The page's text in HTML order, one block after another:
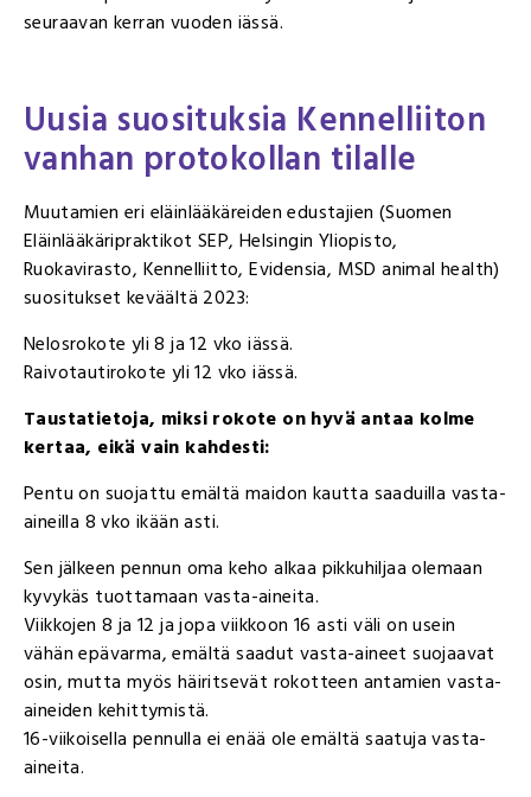
seuraavan kerran vuoden iässä.
Uusia suosituksia Kennelliiton
vanhan protokollan tilalle
Muutamien eri eläinlääkäreiden edustajien (Suomen
Eläinlääkäripraktikot SEP, Helsingin Yliopisto,
Ruokavirasto, Kennelliitto, Evidensia, MSD animal health)
suositukset keväältä 2023:
Nelosrokote yli 8 ja 12 vko iässä.
Raivotautirokote yli 12 vko iässä.
Taustatietoja, miksi rokote on hyvä antaa kolme
kertaa, eikä vain kahdesti:
Pentu on suojattu emältä maidon kautta saaduilla vasta-
aineilla 8 vko ikään asti.
Sen jälkeen pennun oma keho alkaa pikkuhiljaa olemaan
kyvykäs tuottamaan vasta-aineita.
Viikkojen 8 ja 12 ja jopa viikkoon 16 asti väli on usein
vähän epävarma, emältä saadut vasta-aineet suojaavat
osin, mutta myös häiritsevät rokotteen antamien vasta-
aineiden kehittymistä.
16-viikoisella pennulla ei enää ole emältä saatuja vasta-
aineita.